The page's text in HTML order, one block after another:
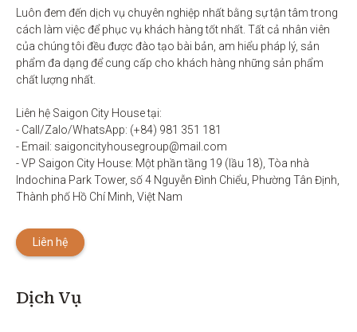
Luôn đem đến dịch vụ chuyên nghiệp nhất bằng sự tận tâm trong
cách làm việc để phục vụ khách hàng tốt nhất. Tất cả nhân viên
của chúng tôi đều được đào tạo bài bản, am hiểu pháp lý, sản
phẩm đa dạng để cung cấp cho khách hàng những sản phẩm
chất lượng nhất.
Liên hệ Saigon City House tại:
- Call/Zalo/WhatsApp: (+84) 981 351 181
- Email: saigoncityhousegroup@mail.com
- VP Saigon City House: Một phần tầng 19 (lầu 18), Tòa nhà
Indochina Park Tower, số 4 Nguyễn Đình Chiểu, Phường Tân Định,
Thành phố Hồ Chí Minh, Việt Nam
Liên hệ
Dịch Vụ